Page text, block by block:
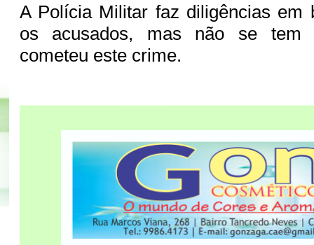
A Polícia Militar faz diligências em
os acusados, mas não se tem
cometeu este crime.